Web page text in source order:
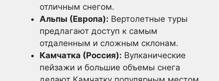
отличным снегом.
Альпы (Европа): Вертолетные туры
предлагают доступ к самым
отдаленным и сложным склонам.
Камчатка (Россия): Вулканические
пейзажи и большие объемы снега